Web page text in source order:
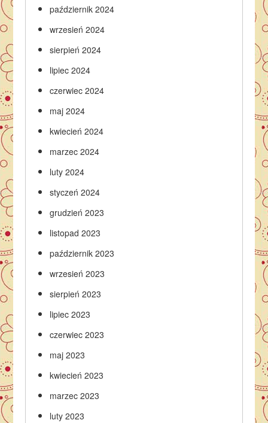
październik 2024
wrzesień 2024
sierpień 2024
lipiec 2024
czerwiec 2024
maj 2024
kwiecień 2024
marzec 2024
luty 2024
styczeń 2024
grudzień 2023
listopad 2023
październik 2023
wrzesień 2023
sierpień 2023
lipiec 2023
czerwiec 2023
maj 2023
kwiecień 2023
marzec 2023
luty 2023